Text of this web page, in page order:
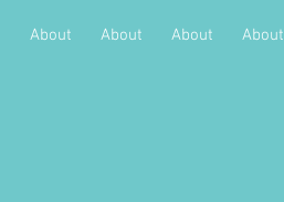
About About About About